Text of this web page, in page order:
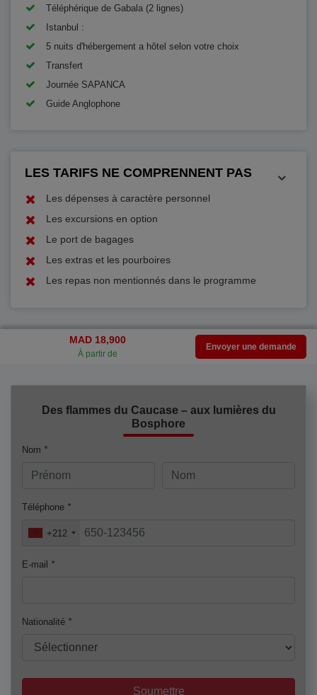
Téléphérique de Gabala (2 lignes)
Istanbul :
5 nuits d'hébergement a hôtel selon votre choix
Transfert
Journée SAPANCA
Guide Anglophone
LES TARIFS NE COMPRENNENT PAS
Les dépenses à caractère personnel
Les excursions en option
Le port de bagages
Les extras et les pourboires
Les repas non mentionnés dans le programme
MAD 18,900
À partir de
Envoyer une demande
Des flammes du Caucase – aux lumières du
Bosphore
Nom *
Téléphone *
+212
E-mail *
Nationalité *
Soumettre